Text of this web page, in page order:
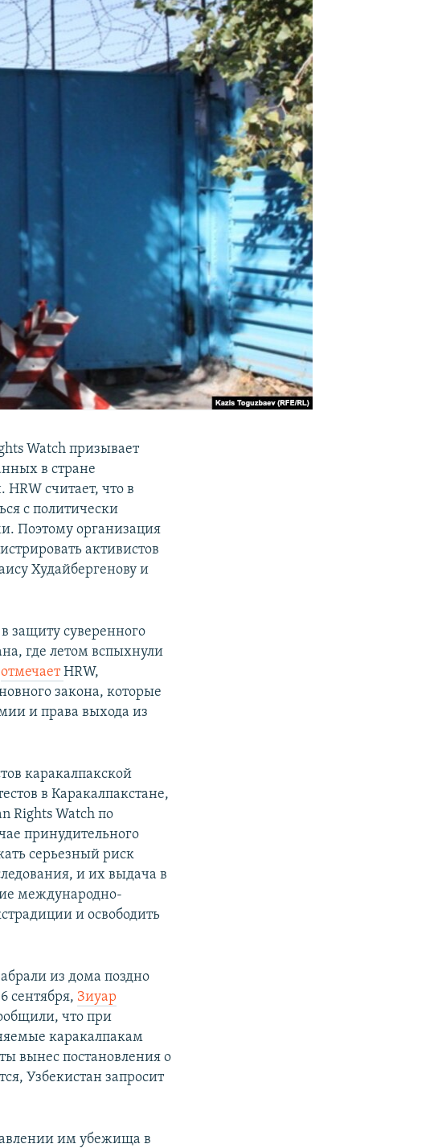
Watch призывает
в стране
считает, что в
с политически
Поэтому организация
активистов
Худайбергенову и
защиту суверенного
где летом вспыхнули
отмечаетHRW,
закона, которые
и права выхода из
каракалпакской
в Каракалпакстане,
Rights Watch по
принудительного
серьезный риск
и их выдача в
международно-
и освободить
из дома поздно
сентября, Зиуар
что при
каракалпакам
вынес постановления о
Узбекистан запросит
им убежища в